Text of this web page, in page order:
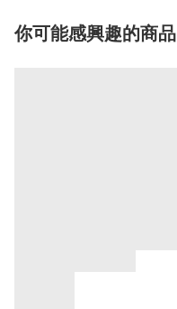
你可能感興趣的商品